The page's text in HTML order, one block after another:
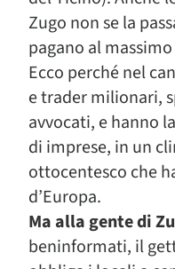
Zugo non se la
pagano al
Ecco perché nel
e trader milionari,
avvocati, e hanno
di imprese, in un
ottocentesco che
d’Europa.
Ma alla gente di
beninformati, il